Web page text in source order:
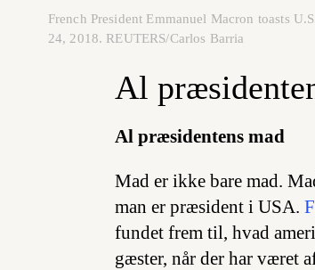
French President Emmanuel Macron toasts
24, 2018. REUTERS/Carlos Barria
Al
Al præsidentens mad
Mad er ikke bare mad.
man er præsident i USA.
fundet frem til, hvad
gæster, når der har været